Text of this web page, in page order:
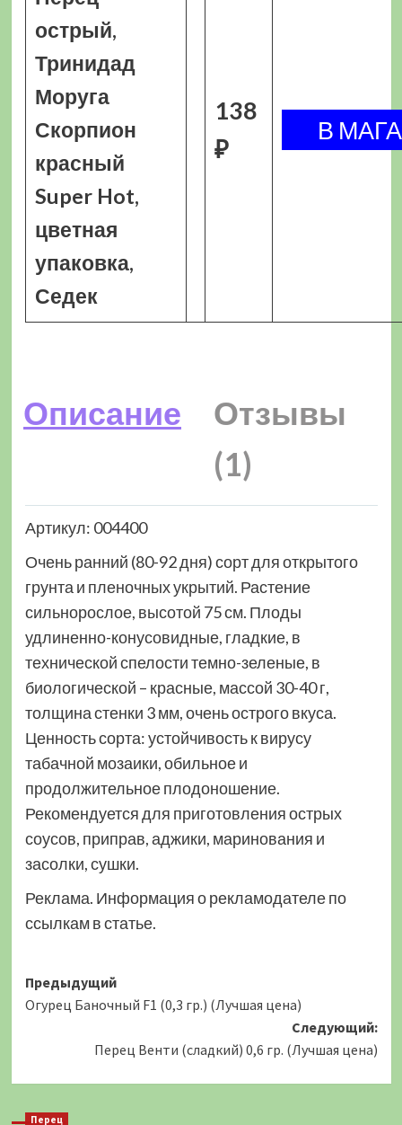
острый,
Тринидад
Моруга
Скорпион
красный
Super Hot,
цветная
упаковка,
Седек
138
₽
Описание
Отзывы
(1)
Артикул: 004400
Очень ранний (80-92 дня) сорт для открытого
грунта и пленочных укрытий. Растение
сильнорослое, высотой 75 см. Плоды
удлиненно-конусовидные, гладкие, в
технической спелости темно-зеленые, в
биологической – красные, массой 30-40 г,
толщина стенки 3 мм, очень острого вкуса.
Ценность сорта: устойчивость к вирусу
табачной мозаики, обильное и
продолжительное плодоношение.
Рекомендуется для приготовления острых
соусов, приправ, аджики, маринования и
засолки, сушки.
Реклама. Информация о рекламодателе по
ссылкам в статье.
Навигация
записи
Предыдущий
Огурец Баночный F1 (0,3 гр.) (Лучшая цена)
Следующий:
Перец Венти (сладкий) 0,6 гр. (Лучшая цена)
Перец